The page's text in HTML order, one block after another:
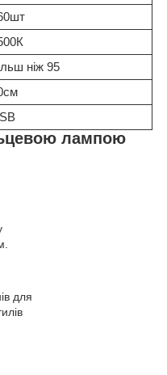
ніж 95
лампою
для